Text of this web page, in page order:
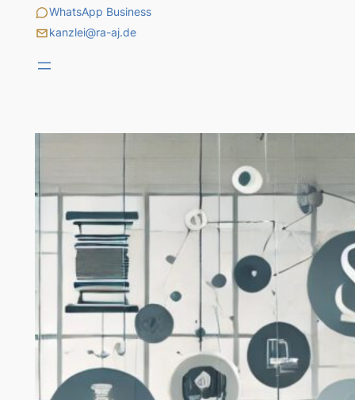
WhatsApp Business
kanzlei@ra-aj.de